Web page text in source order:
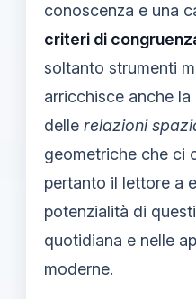
conoscenza e una
criteri di
soltanto strumenti
arricchisce anche
delle relazioni
geometriche che ci
pertanto il lettore a
potenzialità di
quotidiana e nelle
moderne.